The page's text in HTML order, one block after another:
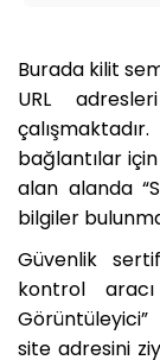
Burada kilit
URL
bağlantılar
alan alanda
bilgiler
Güvenlik
kontrol
site adresini